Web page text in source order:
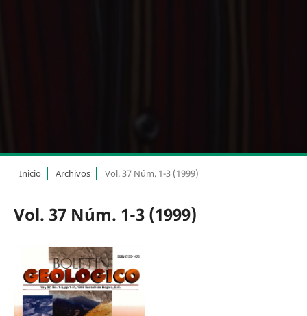
Inicio Archivos Vol. 37 Núm. 1-3 (1999)
Vol. 37 Núm. 1-3 (1999)